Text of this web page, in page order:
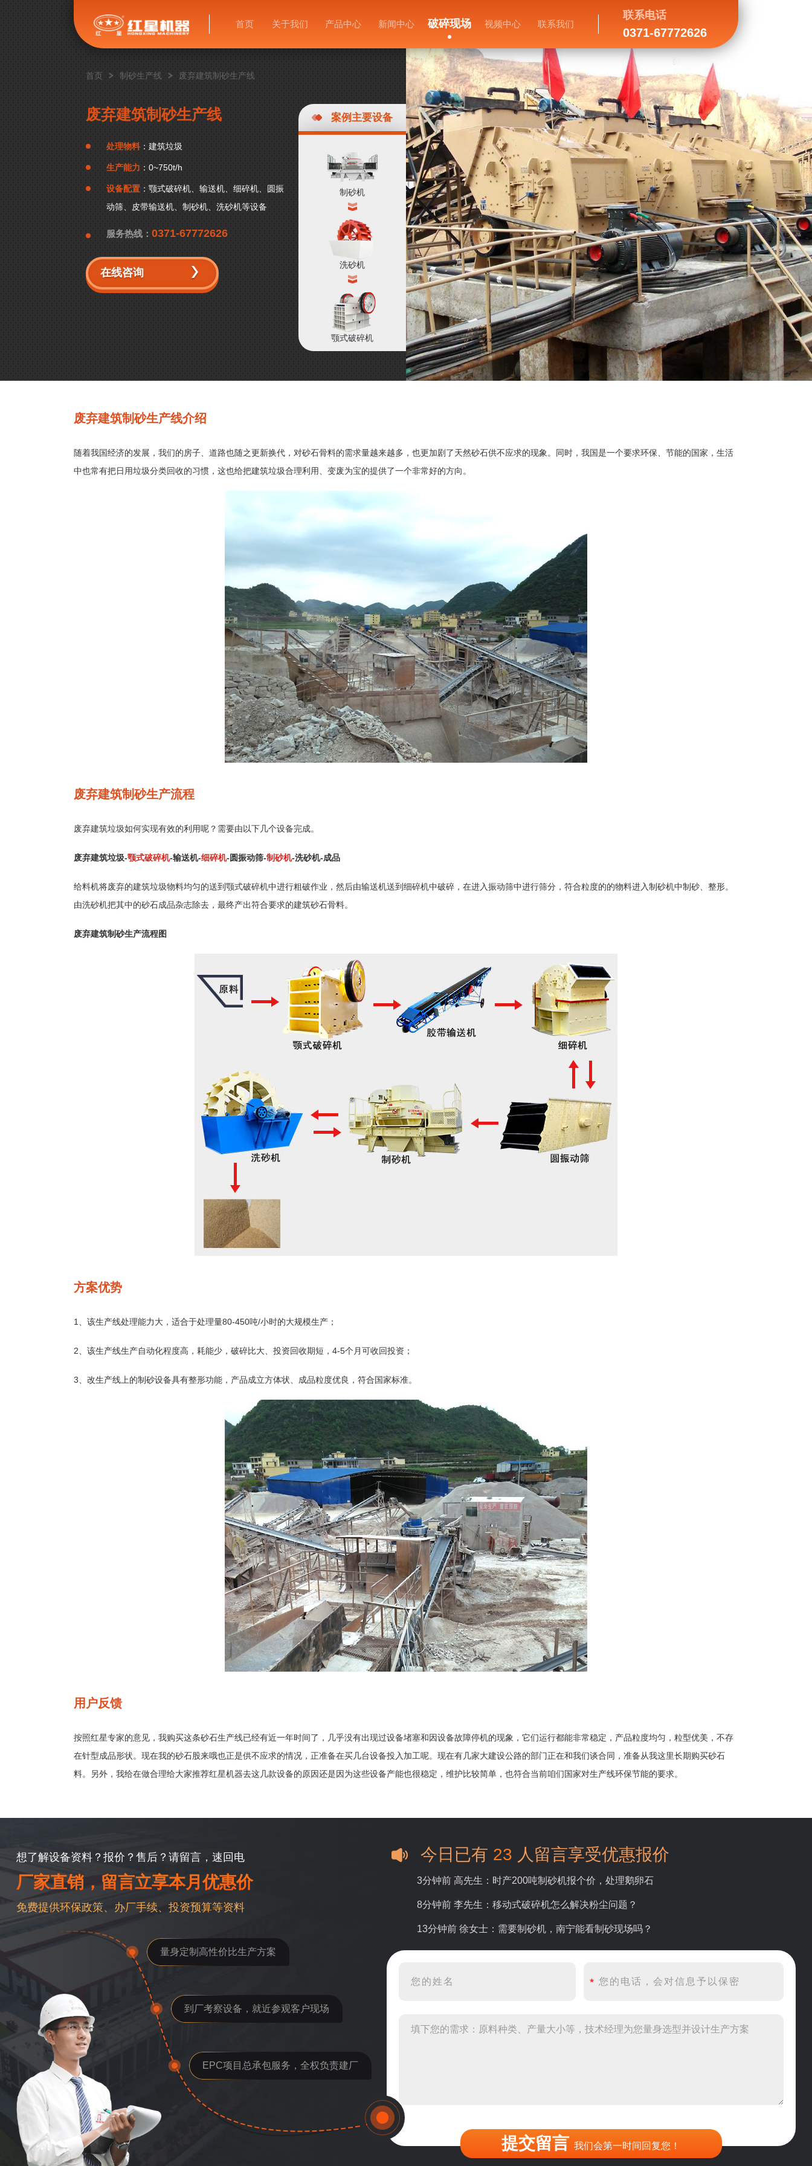
首页 关于我们 产品中心 新闻中心 破碎现场 视频中心 联系我们
联系电话
0371-67772626
首页 制砂生产线 废弃建筑制砂生产线
废弃建筑制砂生产线
处理物料 ：建筑垃圾
生产能力 ：0~750t/h
设备配置 ：颚式破碎机、输送机、细碎机、圆振
动筛、皮带输送机、制砂机、洗砂机等设备
服务热线：0371-67772626
在线咨询
案例主要设备
制砂机
洗砂机
颚式破碎机
废弃建筑制砂生产线介绍
随着我国经济的发展，我们的房子、道路也随之更新换代，对砂石骨料的需求量越来越多，也更加剧了天然砂石供不应求的现象。同时，我国是一个要求环保、节能的国家，生活
中也常有把日用垃圾分类回收的习惯，这也给把建筑垃圾合理利用、变废为宝的提供了一个非常好的方向。
废弃建筑制砂生产流程
废弃建筑垃圾如何实现有效的利用呢？需要由以下几个设备完成。
废弃建筑垃圾-颚式破碎机-输送机-细碎机-圆振动筛-制砂机-洗砂机-成品
给料机将废弃的建筑垃圾物料均匀的送到颚式破碎机中进行粗破作业，然后由输送机送到细碎机中破碎，在进入振动筛中进行筛分，符合粒度的的物料进入制砂机中制砂、整形。
由洗砂机把其中的砂石成品杂志除去，最终产出符合要求的建筑砂石骨料。
废弃建筑制砂生产流程图
方案优势
1、该生产线处理能力大，适合于处理量80-450吨/小时的大规模生产；
2、该生产线生产自动化程度高，耗能少，破碎比大、投资回收期短，4-5个月可收回投资；
3、改生产线上的制砂设备具有整形功能，产品成立方体状、成品粒度优良，符合国家标准。
用户反馈
按照红星专家的意见，我购买这条砂石生产线已经有近一年时间了，几乎没有出现过设备堵塞和因设备故障停机的现象，它们运行都能非常稳定，产品粒度均匀，粒型优美，不存
在针型成品形状。现在我的砂石股来哦也正是供不应求的情况，正准备在买几台设备投入加工呢。现在有几家大建设公路的部门正在和我们谈合同，准备从我这里长期购买砂石
料。另外，我给在做合理给大家推荐红星机器去这几款设备的原因还是因为这些设备产能也很稳定，维护比较简单，也符合当前咱们国家对生产线环保节能的要求。
想了解设备资料？报价？售后？请留言，速回电
厂家直销，留言立享本月优惠价
免费提供环保政策、办厂手续、投资预算等资料
量身定制高性价比生产方案
到厂考察设备，就近参观客户现场
EPC项目总承包服务，全权负责建厂
今日已有 23 人留言享受优惠报价
3分钟前 高先生：时产200吨制砂机报个价，处理鹅卵石
8分钟前 李先生：移动式破碎机怎么解决粉尘问题？
13分钟前 徐女士：需要制砂机，南宁能看制砂现场吗？
16分钟前 程先生：破碎生产线出个方案及报价，有什么售后服务？
22分钟前 郑女士：想了解时产500吨锤破，加工石灰石
36分钟前 罗先生：每小时100吨左右的鄂破和反击破，推荐下型号
提交留言 我们会第一时间回复您！